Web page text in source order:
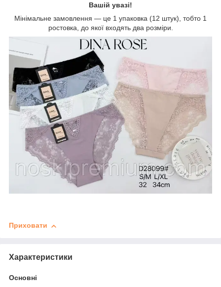
Вашій увазі!
Мінімальне замовлення — це 1 упаковка (12 штук), тобто 1
ростовка, до якої входять два розміри.
Приховати
Характеристики
Основні